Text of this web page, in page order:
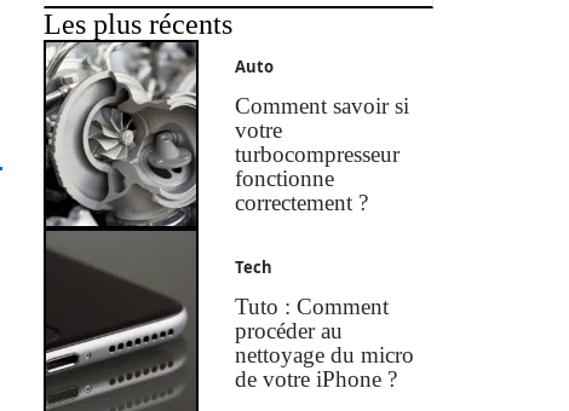
Les plus récents
Auto
Comment savoir si
votre
turbocompresseur
fonctionne
correctement ?
Tech
Tuto : Comment
procéder au
nettoyage du micro
de votre iPhone ?